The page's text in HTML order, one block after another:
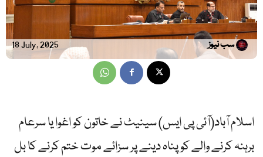
18 July, 2025 سب نیوز
اسلام آباد(آئی پی ایس) سینیٹ نے خاتون کو اغوا یا سرعام
برہنہ کرنے والے کو پناہ دینے پر سزائے موت ختم کرنے کا بل